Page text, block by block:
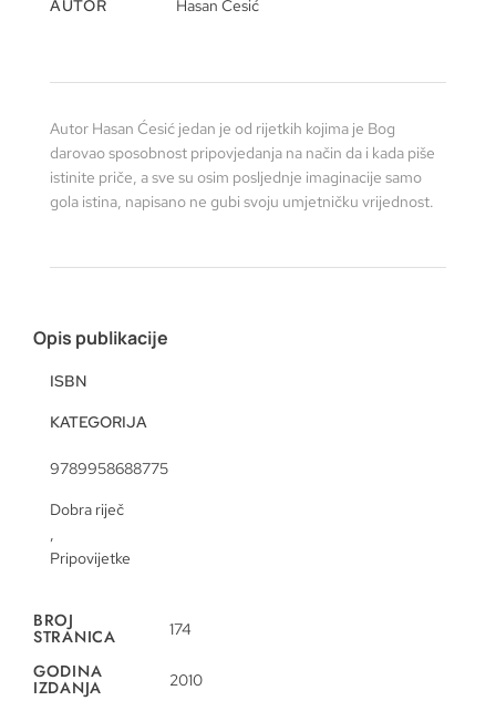
AUTOR Hasan Ćesić
Autor Hasan Ćesić jedan je od rijetkih kojima je Bog
darovao sposobnost pripovjedanja na način da i kada piše
istinite priče, a sve su osim posljednje imaginacije samo
gola istina, napisano ne gubi svoju umjetničku vrijednost.
Opis publikacije
ISBN
KATEGORIJA
9789958688775
Dobra riječ
,
Pripovijetke
BROJ
STRANICA 174
GODINA
IZDANJA 2010